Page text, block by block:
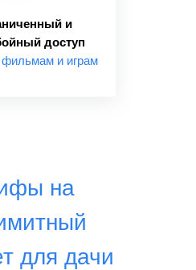
и
доступ
и играм
на
для дачи